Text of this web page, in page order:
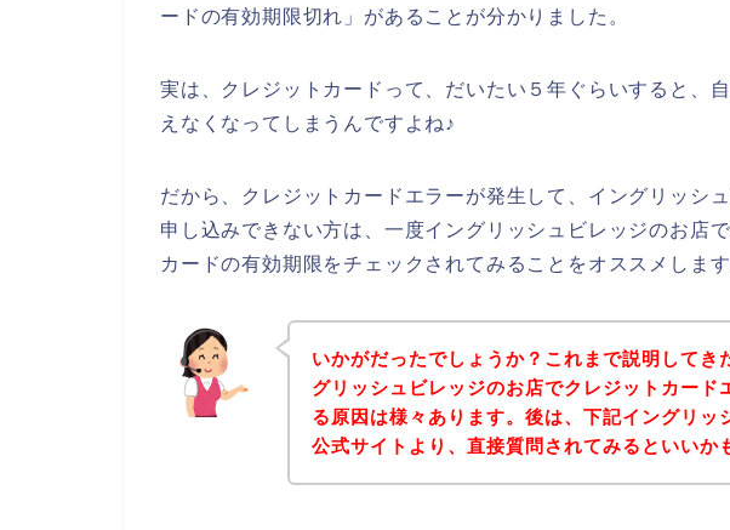
ードの有効期限切れ」があることが分かりました。
実は、クレジットカードって、だいたい５年ぐらいすると、
えなくなってしまうんですよね♪
だから、クレジットカードエラーが発生して、イングリッシ
申し込みできない方は、一度イングリッシュビレッジのお店
カードの有効期限をチェックされてみることをオススメします
いかがだったでしょうか？これまで説明してき
グリッシュビレッジのお店でクレジットカード
る原因は様々あります。後は、下記イングリッ
公式サイトより、直接質問されてみるといいか